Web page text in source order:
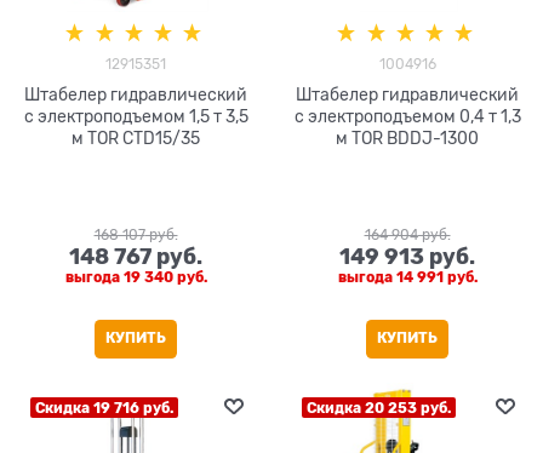
12915351
Штабелер гидравлический
с электроподъемом 1,5 т 3,5
м TOR CTD15/35
168 107 руб.
148 767 руб.
выгода 19 340 руб.
КУПИТЬ
1004916
Штабелер гидравлический
с электроподъемом 0,4 т 1,3
м TOR BDDJ-1300
164 904 руб.
149 913 руб.
выгода 14 991 руб.
КУПИТЬ
Скидка 19 716 руб. Скидка 20 253 руб.